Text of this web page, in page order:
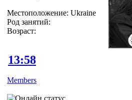
Местоположение: Ukraine
Род занятий:
Возраст:
13:58
Members